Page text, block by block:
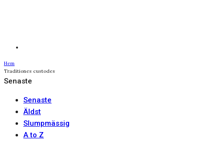
Hem
Traditiones custodes
Senaste
Senaste
Äldst
Slumpmässig
A to Z